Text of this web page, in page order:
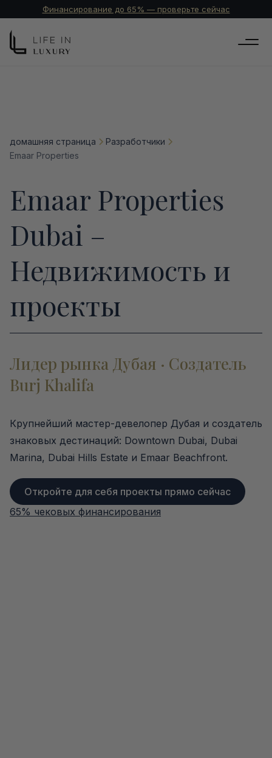
Финансирование до 65% — проверьте сейчас
домашняя страница
Разработчики
Emaar Properties
Emaar Properties
Dubai –
Недвижимость и
проекты
Лидер рынка Дубая · Создатель
Burj Khalifa
Крупнейший мастер-девелопер Дубая и создатель
знаковых дестинаций: Downtown Dubai, Dubai
Marina, Dubai Hills Estate и Emaar Beachfront.
Откройте для себя проекты прямо сейчас
65% чековых финансирования